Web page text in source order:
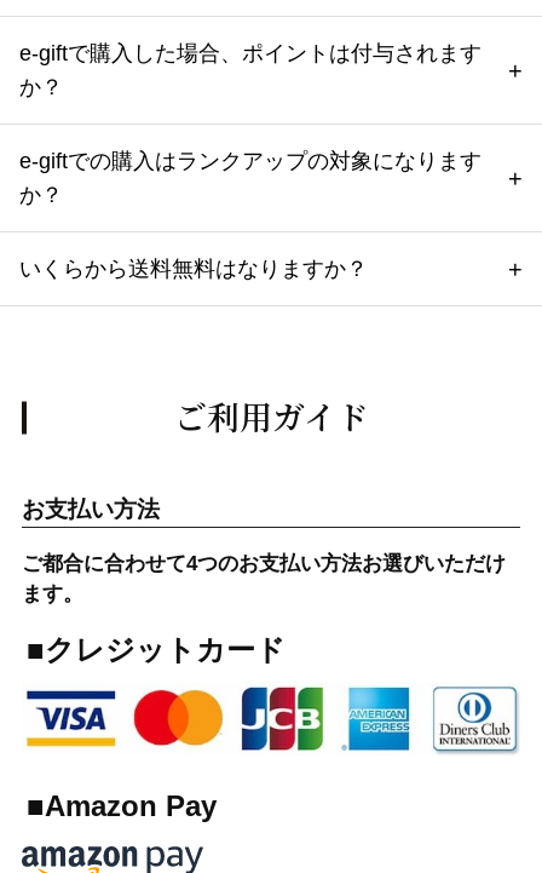
e-giftで購入した場合、ポイントは付与されます
か？
e-giftでの購入はランクアップの対象になります
か？
いくらから送料無料はなりますか？
ご利用ガイド
お支払い方法
ご都合に合わせて4つのお支払い方法お選びいただけ
ます。
■クレジットカード
■Amazon Pay